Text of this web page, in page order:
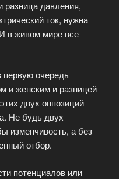
разница давления,
ток, нужна
в живом мире все
первую очередь
и женским и разницей
двух оппозиций
Не будь двух
изменчивость, а без
отбор.
потенциалов или